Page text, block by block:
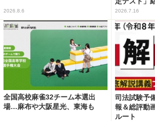
2026.8.6 2026.7.16
全国高校麻雀32チーム本選出
場…麻布や大阪星光、東海も
司法試験予
報＆総評動
ルート